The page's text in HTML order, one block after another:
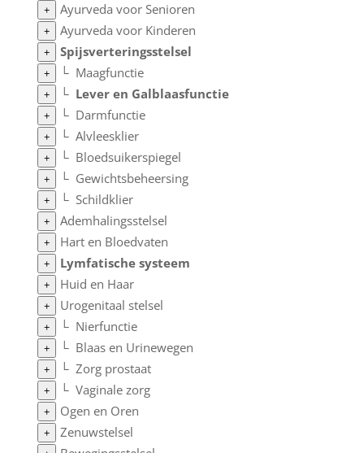
+ Ayurveda voor Senioren
+ Ayurveda voor Kinderen
+ Spijsverteringsstelsel
+ └ Maagfunctie
+ └ Lever en Galblaasfunctie
+ └ Darmfunctie
+ └ Alvleesklier
+ └ Bloedsuikerspiegel
+ └ Gewichtsbeheersing
+ └ Schildklier
+ Ademhalingsstelsel
+ Hart en Bloedvaten
+ Lymfatische systeem
+ Huid en Haar
+ Urogenitaal stelsel
+ └ Nierfunctie
+ └ Blaas en Urinewegen
+ └ Zorg prostaat
+ └ Vaginale zorg
+ Ogen en Oren
+ Zenuwstelsel